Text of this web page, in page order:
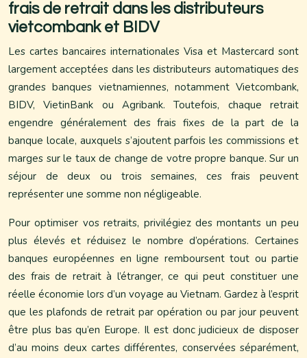
frais de retrait dans les distributeurs
vietcombank et BIDV
Les cartes bancaires internationales Visa et Mastercard sont
largement acceptées dans les distributeurs automatiques des
grandes banques vietnamiennes, notamment Vietcombank,
BIDV, VietinBank ou Agribank. Toutefois, chaque retrait
engendre généralement des frais fixes de la part de la
banque locale, auxquels s’ajoutent parfois les commissions et
marges sur le taux de change de votre propre banque. Sur un
séjour de deux ou trois semaines, ces frais peuvent
représenter une somme non négligeable.
Pour optimiser vos retraits, privilégiez des montants un peu
plus élevés et réduisez le nombre d’opérations. Certaines
banques européennes en ligne remboursent tout ou partie
des frais de retrait à l’étranger, ce qui peut constituer une
réelle économie lors d’un voyage au Vietnam. Gardez à l’esprit
que les plafonds de retrait par opération ou par jour peuvent
être plus bas qu’en Europe. Il est donc judicieux de disposer
d’au moins deux cartes différentes, conservées séparément,